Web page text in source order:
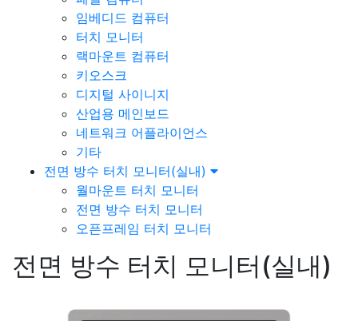
임베디드 컴퓨터
터치 모니터
랙마운트 컴퓨터
키오스크
디지털 사이니지
산업용 메인보드
네트워크 어플라이언스
기타
전면 방수 터치 모니터(실내)
월마운트 터치 모니터
전면 방수 터치 모니터
오픈프레임 터치 모니터
전면 방수 터치 모니터(실내)